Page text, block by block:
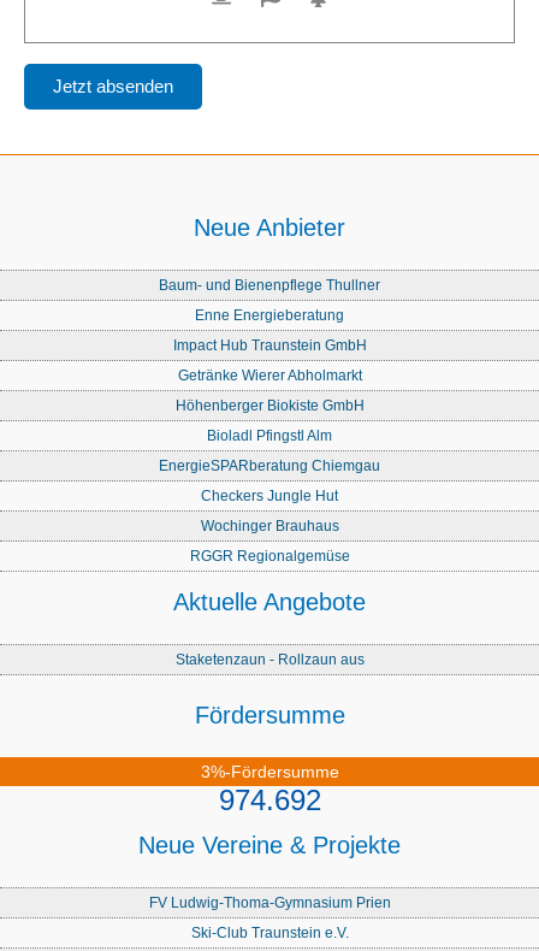
Neue Anbieter
Baum- und Bienenpflege Thullner
Enne Energieberatung
Impact Hub Traunstein GmbH
Getränke Wierer Abholmarkt
Höhenberger Biokiste GmbH
Bioladl Pfingstl Alm
EnergieSPARberatung Chiemgau
Checkers Jungle Hut
Wochinger Brauhaus
RGGR Regionalgemüse
Aktuelle Angebote
Staketenzaun - Rollzaun aus
Fördersumme
3%-Fördersumme
974.692
Neue Vereine & Projekte
FV Ludwig-Thoma-Gymnasium Prien
Ski-Club Traunstein e.V.